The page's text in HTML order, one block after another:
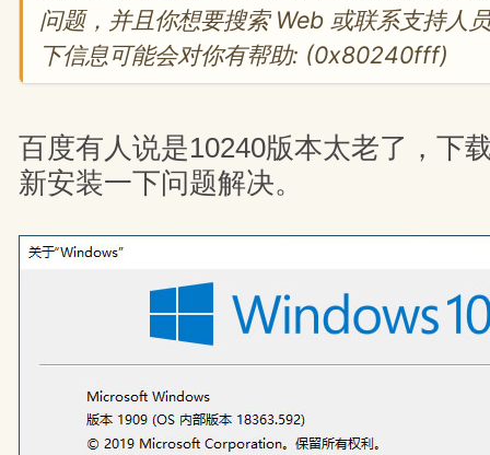
问题，并且你想要搜索 Web 或联系支持人
下信息可能会对你有帮助: (0x80240fff)
百度有人说是10240版本太老了，下
新安装一下问题解决。